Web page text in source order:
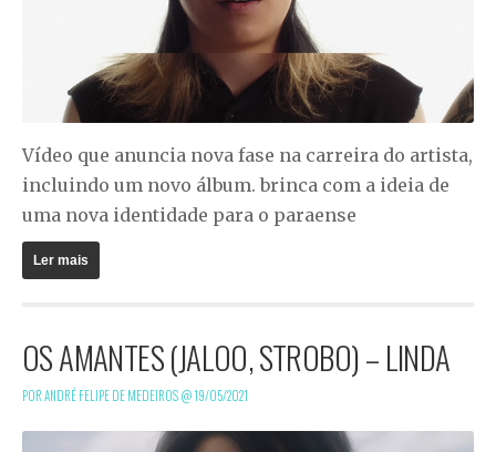
Vídeo que anuncia nova fase na carreira do artista,
incluindo um novo álbum. brinca com a ideia de
uma nova identidade para o paraense
Ler mais
OS AMANTES (JALOO, STROBO) – LINDA
POR ANDRÉ FELIPE DE MEDEIROS @19/05/2021